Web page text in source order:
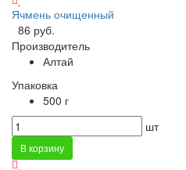
Ячмень очищенный
86 руб.
Производитель
Алтай
Упаковка
500 г
шт
В корзину